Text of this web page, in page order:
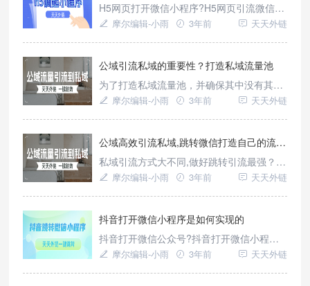
H5网页打开微信小程序?H5网页引流微信小
程序?H5百度广告引流微信小程序如何操
摩尔编辑-小雨 3年前 天天外链
公域引流私域的重要性？打造私域流量池
为了打造私域流量池，并确保其中没有其他
收费，对用户进行深度维护运营是目前采取
接，通过点击实现用户长按添加好友、一键
到达小程序等实用效果。
摩尔编辑-小雨 3年前 天天外链
公域高效引流私域,跳转微信打造自己的流量护城河?
私域引流方式大不同,做好跳转引流最强？微
信站外引流,私域运营都要用到这些?公域引
接使用天天外链跳转工具实现。
摩尔编辑-小雨 3年前 天天外链
抖音打开微信小程序是如何实现的
抖音打开微信公众号?抖音打开微信小程序
是如何实现的?抖音引流公众号这样做才合
摩尔编辑-小雨 3年前 天天外链